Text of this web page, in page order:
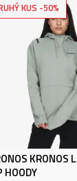
KUS -50%
KRONOS
HOODY